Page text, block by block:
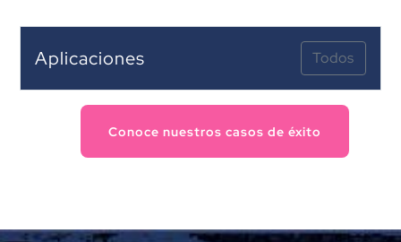
Aplicaciones Todos
Conoce nuestros casos de éxito